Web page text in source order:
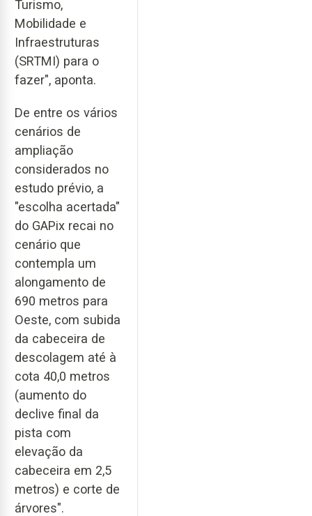
Turismo,
Mobilidade e
Infraestruturas
(SRTMI) para o
fazer", aponta.
De entre os vários
cenários de
ampliação
considerados no
estudo prévio, a
"escolha acertada"
do GAPix recai no
cenário que
contempla um
alongamento de
690 metros para
Oeste, com subida
da cabeceira de
descolagem até à
cota 40,0 metros
(aumento do
declive final da
pista com
elevação da
cabeceira em 2,5
metros) e corte de
árvores".